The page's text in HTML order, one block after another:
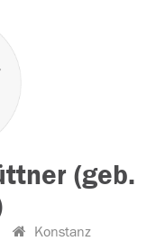
(geb.
Konstanz